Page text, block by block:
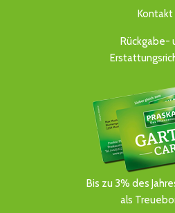
Kontakt
Rückgabe-
Bis zu 3% des
als